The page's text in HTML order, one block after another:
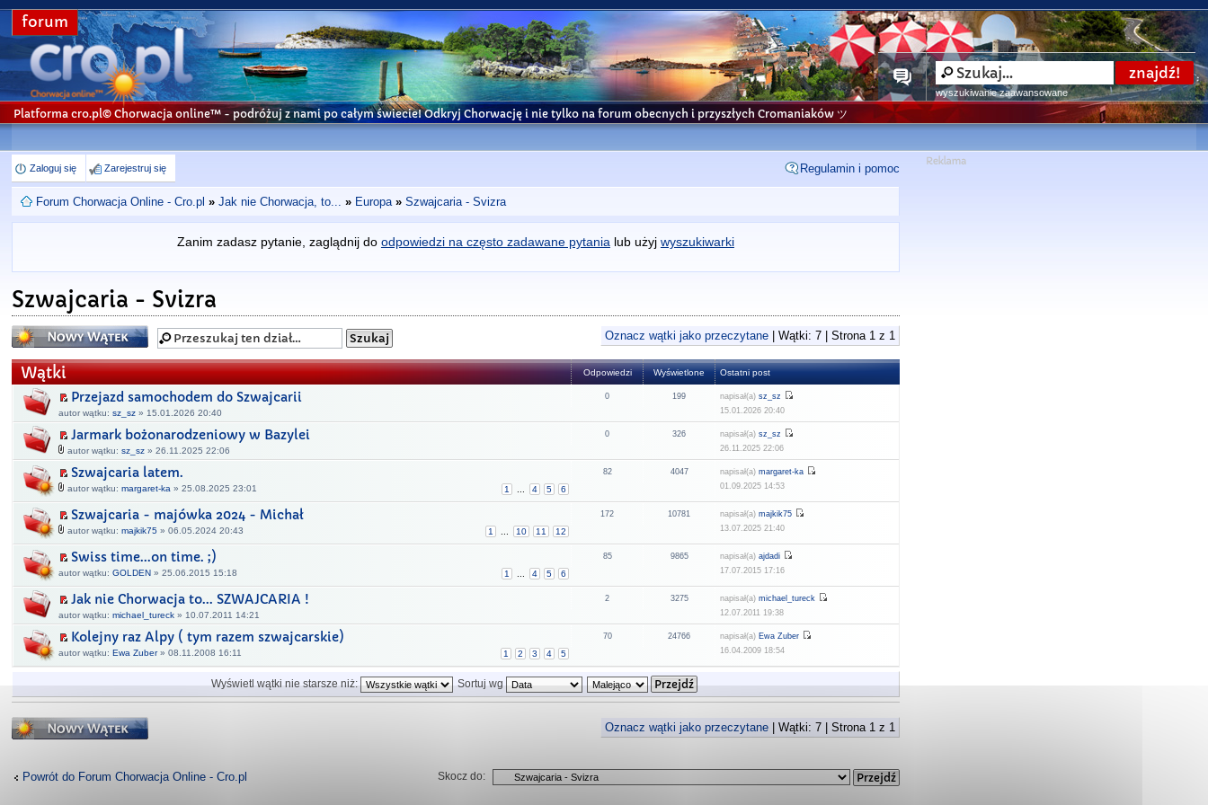
forum
wyszukiwanie zaawansowane
Platforma cro.pl© Chorwacja online™ - podróżuj z nami po całym świecie! Odkryj Chorwację i nie tylko na forum obecnych i przyszłych Cromaniaków ツ
Zaloguj się Zarejestruj się Regulamin i pomoc
Forum Chorwacja Online - Cro.pl » Jak nie Chorwacja, to... » Europa » Szwajcaria - Svizra
Zanim zadasz pytanie, zaglądnij do odpowiedzi na często zadawane pytania lub użyj wyszukiwarki
Szwajcaria - Svizra
Napisz wątek Oznacz wątki jako przeczytane| Wątki: 7 | Strona 1z 1
Wątki Odpowiedzi Wyświetlone Ostatni post
Przejazd samochodem do Szwajcarii
autor wątku:sz_sz » 15.01.2026 20:40
0 199 napisał(a) sz_sz
15.01.2026 20:40
Jarmark bożonarodzeniowy w Bazylei
autor wątku:sz_sz » 26.11.2025 22:06
0 326 napisał(a) sz_sz
26.11.2025 22:06
Szwajcaria latem.
1 4 5 6
autor wątku:margaret-ka » 25.08.2025 23:01
82 4047 napisał(a) margaret-ka
01.09.2025 14:53
Szwajcaria - majówka 2024 - Michał
1 10 11 12
autor wątku:majkik75 » 06.05.2024 20:43
172 10781 napisał(a) majkik75
13.07.2025 21:40
Swiss time...on time. ;)
1 4 5 6
autor wątku:GOLDEN » 25.06.2015 15:18
85 9865 napisał(a) ajdadi
17.07.2015 17:16
Jak nie Chorwacja to... SZWAJCARIA !
autor wątku:michael_tureck » 10.07.2011 14:21
2 3275 napisał(a) michael_tureck
12.07.2011 19:38
Kolejny raz Alpy ( tym razem szwajcarskie)
1 2 3 4 5
autor wątku:Ewa Zuber» 08.11.2008 16:11
70 24766 napisał(a) Ewa Zuber
16.04.2009 18:54
Wyświetl wątki nie starsze niż: Sortuj wg
Napisz wątek Oznacz wątki jako przeczytane| Wątki: 7 | Strona 1z 1
Powrót do Forum Chorwacja Online - Cro.pl Skocz do: